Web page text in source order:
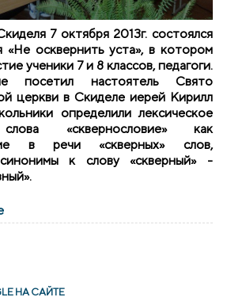
7 октября 2013г. состоялся
«Не осквернить уста», в котором
ученики 7 и 8 классов, педагоги.
посетил настоятель Свято
церкви в Скиделе иерей Кирилл
определили лексическое
«сквернословие» как
в речи «скверных» слов,
к слову «скверный» -
СШ №1 г.Скиделя
НА САЙТЕ